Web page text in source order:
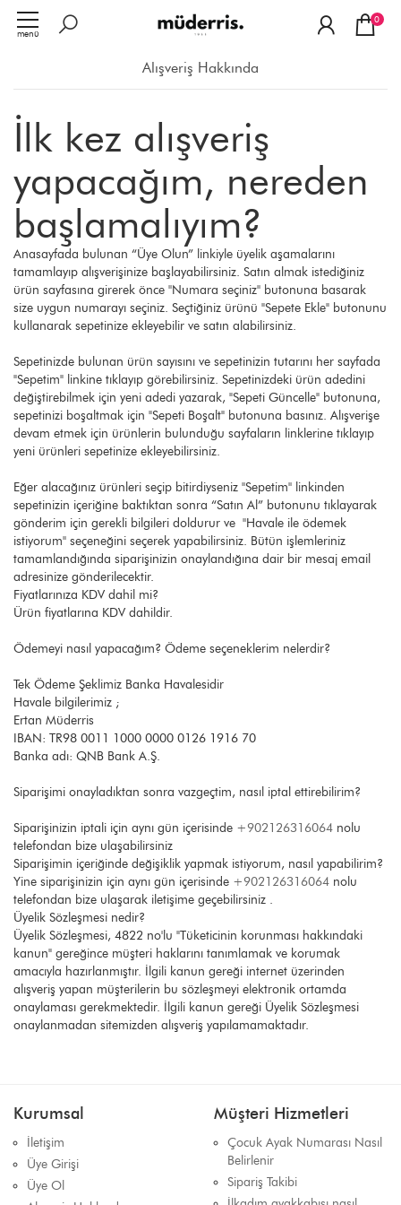
menü
0
Alışveriş Hakkında
İlk kez alışveriş
yapacağım, nereden
başlamalıyım?
Anasayfada bulunan “Üye Olun” linkiyle üyelik aşamalarını
tamamlayıp alışverişinize başlayabilirsiniz. Satın almak istediğiniz
ürün sayfasına girerek önce ''Numara seçiniz'' butonuna basarak
size uygun numarayı seçiniz. Seçtiğiniz ürünü "Sepete Ekle" butonunu
kullanarak sepetinize ekleyebilir ve satın alabilirsiniz.
Sepetinizde bulunan ürün sayısını ve sepetinizin tutarını her sayfada
"Sepetim" linkine tıklayıp görebilirsiniz. Sepetinizdeki ürün adedini
değiştirebilmek için yeni adedi yazarak, "Sepeti Güncelle" butonuna,
sepetinizi boşaltmak için "Sepeti Boşalt" butonuna basınız. Alışverişe
devam etmek için ürünlerin bulunduğu sayfaların linklerine tıklayıp
yeni ürünleri sepetinize ekleyebilirsiniz.
Eğer alacağınız ürünleri seçip bitirdiyseniz ''Sepetim'' linkinden
sepetinizin içeriğine baktıktan sonra “Satın Al” butonunu tıklayarak
gönderim için gerekli bilgileri doldurur ve ''Havale ile ödemek
istiyorum'' seçeneğini seçerek yapabilirsiniz. Bütün işlemleriniz
tamamlandığında siparişinizin onaylandığına dair bir mesaj email
adresinize gönderilecektir.
Fiyatlarınıza KDV dahil mi?
Ürün fiyatlarına KDV dahildir.
Ödemeyi nasıl yapacağım? Ödeme seçeneklerim nelerdir?
Tek Ödeme Şeklimiz Banka Havalesidir
Havale bilgilerimiz ;
Ertan Müderris
IBAN: TR98 0011 1000 0000 0126 1916 70
Banka adı: QNB Bank A.Ş.
Siparişimi onayladıktan sonra vazgeçtim, nasıl iptal ettirebilirim?
Siparişinizin iptali için aynı gün içerisinde +902126316064 nolu
telefondan bize ulaşabilirsiniz
Siparişimin içeriğinde değişiklik yapmak istiyorum, nasıl yapabilirim?
Yine siparişinizin için aynı gün içerisinde +902126316064 nolu
telefondan bize ulaşarak iletişime geçebilirsiniz .
Üyelik Sözleşmesi nedir?
Üyelik Sözleşmesi, 4822 no'lu "Tüketicinin korunması hakkındaki
kanun" gereğince müşteri haklarını tanımlamak ve korumak
amacıyla hazırlanmıştır. İlgili kanun gereği internet üzerinden
alışveriş yapan müşterilerin bu sözleşmeyi elektronik ortamda
onaylaması gerekmektedir. İlgili kanun gereği Üyelik Sözleşmesi
onaylanmadan sitemizden alışveriş yapılamamaktadır.
Kurumsal
İletişim
Üye Girişi
Üye Ol
Müşteri Hizmetleri
Çocuk Ayak Numarası Nasıl
Belirlenir
Sipariş Takibi